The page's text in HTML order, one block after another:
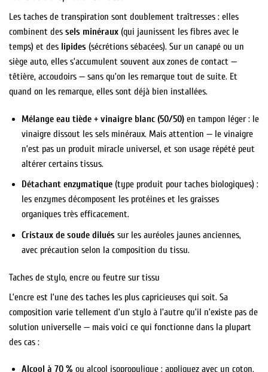
Les taches de transpiration sont doublement traîtresses : elles
combinent des sels minéraux (qui jaunissent les fibres avec le
temps) et des lipides (sécrétions sébacées). Sur un canapé ou un
siège auto, elles s’accumulent souvent aux zones de contact —
têtière, accoudoirs — sans qu’on les remarque tout de suite. Et
quand on les remarque, elles sont déjà bien installées.
Mélange eau tiède + vinaigre blanc (50/50)en tampon léger : le
vinaigre dissout les sels minéraux. Mais attention — le vinaigre
n’est pas un produit miracle universel, et son usage répété peut
altérer certains tissus.
Détachant enzymatique(type produit pour taches biologiques) :
les enzymes décomposent les protéines et les graisses
organiques très efficacement.
Cristaux de soude diluéssur les auréoles jaunes anciennes,
avec précaution selon la composition du tissu.
Taches de stylo, encre ou feutre sur tissu
L’encre est l’une des taches les plus capricieuses qui soit. Sa
composition varie tellement d’un stylo à l’autre qu’il n’existe pas de
solution universelle — mais voici ce qui fonctionne dans la plupart
des cas :
Alcool à 70 % ou alcool isopropylique : appliquez avec un coton,